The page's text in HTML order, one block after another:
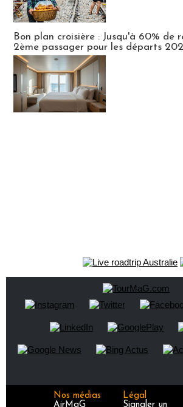
Bon plan croisière : Jusqu'à 60% de
2ème passager pour les départs
Nos médias
AirMaG
Légal
Signaler un